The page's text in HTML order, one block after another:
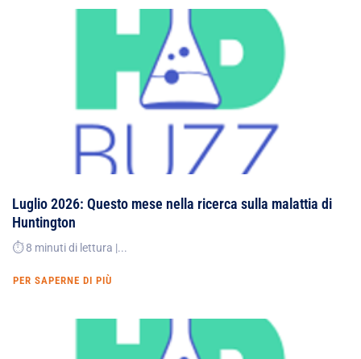
Luglio 2026: Questo mese nella ricerca sulla malattia di
Huntington
⏱️ 8 minuti di lettura |...
PER SAPERNE DI PIÙ